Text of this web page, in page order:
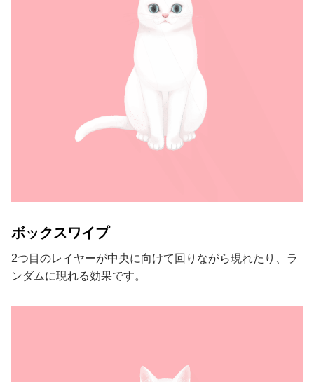
ボックスワイプ
2つ目のレイヤーが中央に向けて回りながら現れたり、ラ
ンダムに現れる効果です。